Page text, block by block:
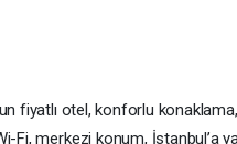
fiyatlı otel, konforlu
Fi, merkezi konum, İstanbul’a